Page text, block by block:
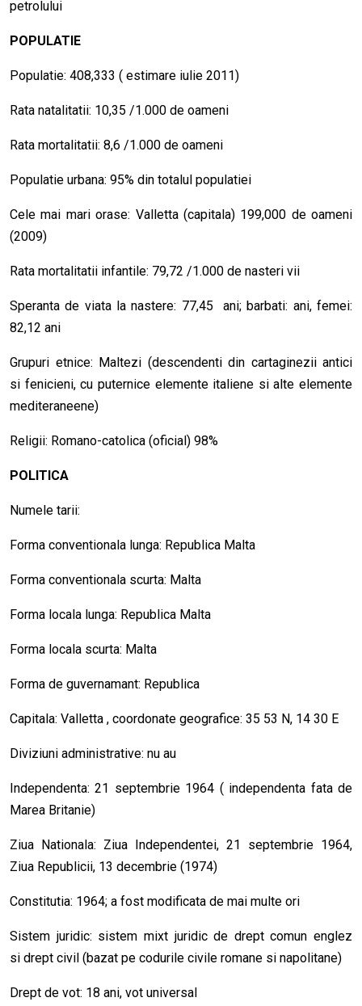
petrolului
POPULATIE
Populatie: 408,333 ( estimare iulie 2011)
Rata natalitatii: 10,35 /1.000 de oameni
Rata mortalitatii: 8,6 /1.000 de oameni
Populatie urbana: 95% din totalul populatiei
Cele mai mari orase: Valletta (capitala) 199,000 de oameni
(2009)
Rata mortalitatii infantile: 79,72 /1.000 de nasteri vii
Speranta de viata la nastere: 77,45 ani; barbati: ani, femei:
82,12 ani
Grupuri etnice: Maltezi (descendenti din cartaginezii antici
si fenicieni, cu puternice elemente italiene si alte elemente
mediteraneene)
Religii: Romano-catolica (oficial) 98%
POLITICA
Numele tarii:
Forma conventionala lunga: Republica Malta
Forma conventionala scurta: Malta
Forma locala lunga: Republica Malta
Forma locala scurta: Malta
Forma de guvernamant: Republica
Capitala: Valletta , coordonate geografice: 35 53 N, 14 30 E
Diviziuni administrative: nu au
Independenta: 21 septembrie 1964 ( independenta fata de
Marea Britanie)
Ziua Nationala: Ziua Independentei, 21 septembrie 1964,
Ziua Republicii, 13 decembrie (1974)
Constitutia: 1964; a fost modificata de mai multe ori
Sistem juridic: sistem mixt juridic de drept comun englez
si drept civil (bazat pe codurile civile romane si napolitane)
Drept de vot: 18 ani, vot universal